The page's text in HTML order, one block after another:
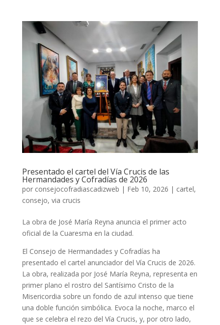
Presentado el cartel del Vía Crucis de las
Hermandades y Cofradías de 2026
por consejocofradiascadizweb | Feb 10, 2026 | cartel,
consejo, via crucis
La obra de José María Reyna anuncia el primer acto
oficial de la Cuaresma en la ciudad.
El Consejo de Hermandades y Cofradías ha
presentado el cartel anunciador del Vía Crucis de 2026.
La obra, realizada por José María Reyna, representa en
primer plano el rostro del Santísimo Cristo de la
Misericordia sobre un fondo de azul intenso que tiene
una doble función simbólica. Evoca la noche, marco el
que se celebra el rezo del Vía Crucis, y, por otro lado,